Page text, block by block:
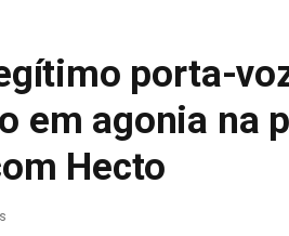
porta-
em agonia na
Hecto